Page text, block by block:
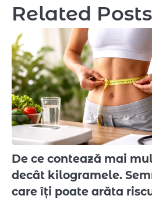
Related Posts
De ce contează mai
decât kilogramele.
care îți poate arăta